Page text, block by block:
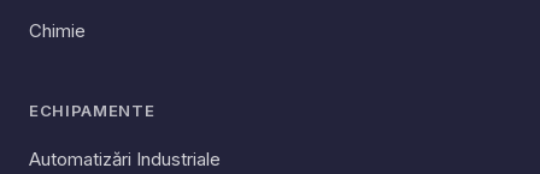
Chimie
ECHIPAMENTE
Automatizări Industriale